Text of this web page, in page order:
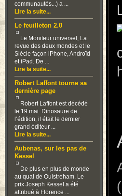
communautés...) a ...
Lire la suite...
Le feuilleton 2.0
Le Moniteur universel, La
revue des deux mondes et le
Siècle façon iPhone, Androïd
et iPad. De ...
Lire la suite...
Robert Laffont tourne sa
dernière page
Robert Laffont est décédé
le 19 mai. Dinosaure de
l’édition, il était le dernier
grand éditeur ...
Lire la suite...
Aubenas, sur les pas de
Kessel
De plus en plus de monde
au quai de Ouistreham. Le
prix Joseph Kessel a été
attribué à Florence ...